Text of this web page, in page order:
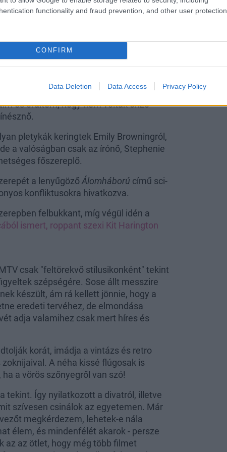
functionality and fraud prevention, and other user protection.
CONFIRM
Data Deletion Data Access Privacy Policy
megkapta első amerikai
rá kellett jönnöm, totálisan
Korábban azt gondoltam, hogy
nincs így. Az egyik barátom felhívta rá
és ő maga is feministának
sokan elképzelni sem tudnak. Ez
és örültem, hogy nem voltak önző
pletykák keringtek Emily Browningról,
a valóságban csak az írónő, Stephenie
főszereplő.
a lenyűgöző Álomháború című sci-
konfliktusokra hivatkozva.
felbukkant, míg végül idén a
ból ismert, roppant szexi Kit Harington
csak "feltörekvő stílusikonként" tekint
szépségére. Sose állt messzire
készült, ám rá kellett jönnie, hogy a
eredeti tervéhez, de elmondása
adja valamihez csak mert híres és
korát, imádja a vintázs és retro
A néha kissé flúgosak is
a vörös szőnyegről van szó!
tekint. Így nyilatkozott a divatról, illetve
szívesen csinálok az egyetemen. Már
megkérdezem, lehetek-e nála
élem, és mindenfélét akarok - persze
az az ötlet, hogy még több filmet